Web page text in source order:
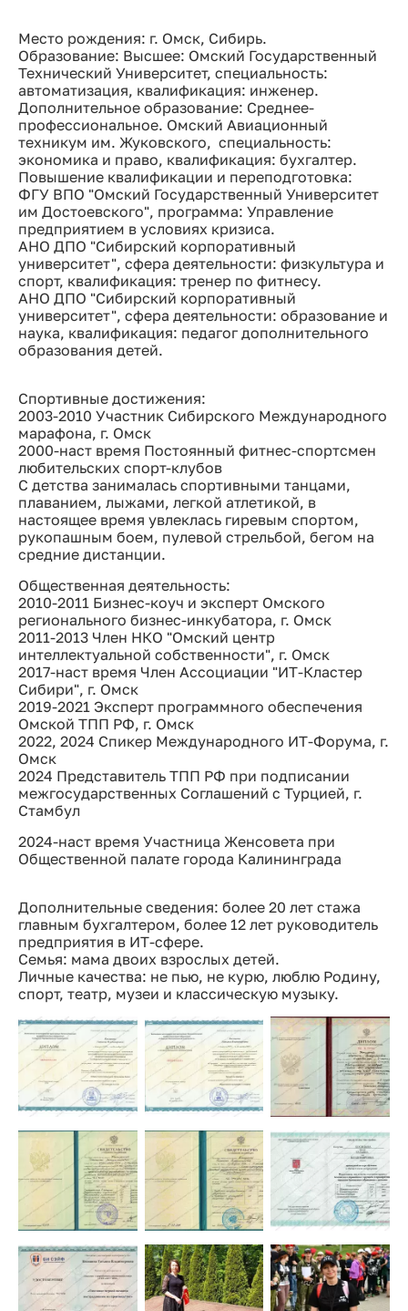
Место рождения: г. Омск, Сибирь.
Образование: Высшее: Омский Государственный
Технический Университет, специальность:
автоматизация, квалификация: инженер.
Дополнительное образование: Среднее-
профессиональное. Омский Авиационный
техникум им. Жуковского, специальность:
экономика и право, квалификация: бухгалтер.
Повышение квалификации и переподготовка:
ФГУ ВПО "Омский Государственный Университет
им Достоевского", программа: Управление
предприятием в условиях кризиса.
АНО ДПО "Сибирский корпоративный
университет", сфера деятельности: физкультура и
спорт, квалификация: тренер по фитнесу.
АНО ДПО "Сибирский корпоративный
университет", сфера деятельности: образование и
наука, квалификация: педагог дополнительного
образования детей.
Спортивные достижения:
2003-2010 Участник Сибирского Международного
марафона, г. Омск
2000-наст время Постоянный фитнес-спортсмен
любительских спорт-клубов
С детства занималась спортивными танцами,
плаванием, лыжами, легкой атлетикой, в
настоящее время увлеклась гиревым спортом,
рукопашным боем, пулевой стрельбой, бегом на
средние дистанции.
Общественная деятельность:
2010-2011 Бизнес-коуч и эксперт Омского
регионального бизнес-инкубатора, г. Омск
2011-2013 Член НКО "Омский центр
интеллектуальной собственности", г. Омск
2017-наст время Член Ассоциации "ИТ-Кластер
Сибири", г. Омск
2019-2021 Эксперт программного обеспечения
Омской ТПП РФ, г. Омск
2022, 2024 Спикер Международного ИТ-Форума, г.
Омск
2024 Представитель ТПП РФ при подписании
межгосударственных Соглашений с Турцией, г.
Стамбул
2024-наст время Участница Женсовета при
Общественной палате города Калининграда
Дополнительные сведения: более 20 лет стажа
главным бухгалтером, более 12 лет руководитель
предприятия в ИТ-сфере.
Семья: мама двоих взрослых детей.
Личные качества: не пью, не курю, люблю Родину,
спорт, театр, музеи и классическую музыку.